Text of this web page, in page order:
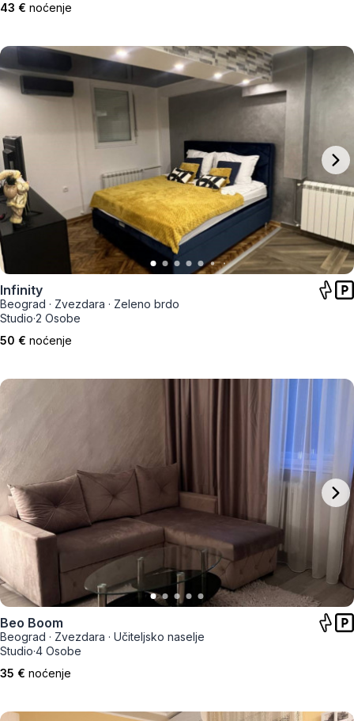
43 € noćenje
Infinity
Beograd · Zvezdara · Zeleno brdo
Studio·2 Osobe
50 € noćenje
Beo Boom
Beograd · Zvezdara · Učiteljsko naselje
Studio·4 Osobe
35 € noćenje